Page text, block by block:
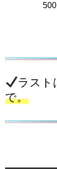
500
ラスト
で。